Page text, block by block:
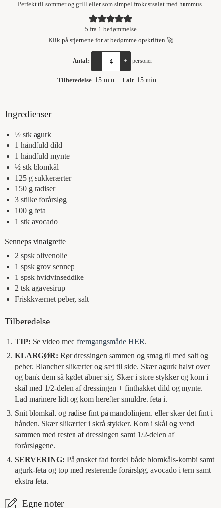
Perfekt til sommer og grill eller som simpel frokostsalat med hummus.
5 fra 1 bedømmelse
Klik på stjernene for at bedømme opskriften 🚀
Antal: – + personer
Tilberedelse 15 min I alt 15 min
Ingredienser
½ stk agurk
1 håndfuld dild
1 håndfuld mynte
½ stk blomkål
125 g sukkerærter
150 g radiser
3 stilke forårsløg
100 g feta
1 stk avocado
Senneps vinaigrette
2 spsk olivenolie
1 spsk grov sennep
1 spsk hvidvinseddike
2 tsk agavesirup
Friskkværnet peber, salt
Tilberedelse
TIP: Se video med fremgangsmåde HER.
KLARGØR: Rør dressingen sammen og smag til med salt og
peber. Blancher slikærter og sæt til side. Skær agurk halvt over
og bank dem så kødet åbner sig. Skær i store stykker og kom i
skål med 1/2-delen af dressingen + finthakket dild og mynte.
Lad marinere lidt og kom herefter smuldret feta i.
Snit blomkål, og radise fint på mandolinjern, eller skær det fint i
hånden. Skær slikærter i skrå stykker. Kom i skål og vend
sammen med resten af dressingen samt 1/2-delen af
forårsløgene.
SERVERING: På ønsket fad fordel både blomkåls-kombi samt
agurk-feta og top med resterende forårsløg, avocado i tern samt
ekstra feta.
Egne noter